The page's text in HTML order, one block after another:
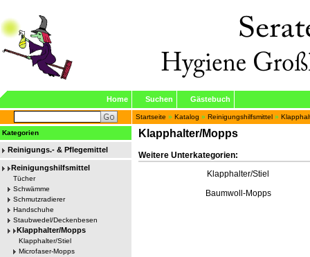
Home Suchen Gästebuch
Startseite » Katalog » Reinigungshilfsmittel »
Kategorien
Reinigungs.- & Pflegemittel
Reinigungshilfsmittel
Tücher
Schwämme
Schmutzradierer
Handschuhe
Staubwedel/Deckenbesen
Klapphalter/Mopps
Klapphalter/Stiel
Microfaser-Mopps
Klapphalter/Mopps
Weitere Unterkategorien:
Klapphalter/Stiel
Baumwoll-Mopps